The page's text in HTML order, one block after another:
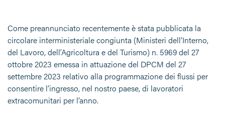
Come preannunciato recentemente è stata pubblicata la
circolare interministeriale congiunta (Ministeri dell’Interno,
del Lavoro, dell’Agricoltura e del Turismo) n. 5969 del 27
ottobre 2023 emessa in attuazione del DPCM del 27
settembre 2023 relativo alla programmazione dei flussi per
consentire l’ingresso, nel nostro paese, di lavoratori
extracomunitari per l’anno.